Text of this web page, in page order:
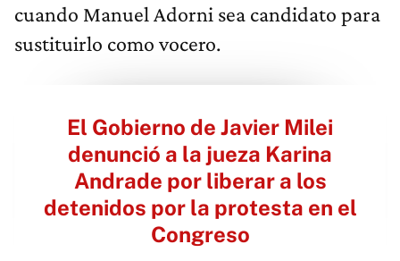
cuando Manuel Adorni sea candidato para
sustituirlo como vocero.
El Gobierno de Javier Milei
denunció a la jueza Karina
Andrade por liberar a los
detenidos por la protesta en el
Congreso